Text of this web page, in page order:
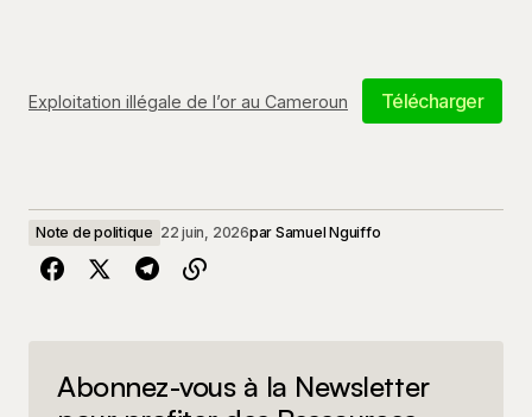
Exploitation illégale de l’or au Cameroun Télécharger
Note de politique 22 juin, 2026par Samuel Nguiffo
Abonnez-vous à la Newsletter